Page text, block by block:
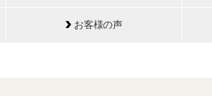
お客様の声